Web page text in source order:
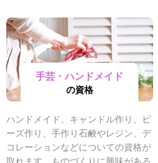
手芸・ハンドメイド
の資格
ハンドメイド、キャンドル作り、ビ
ーズ作り、手作り石鹸やレジン、デ
コレーションなどについての資格が